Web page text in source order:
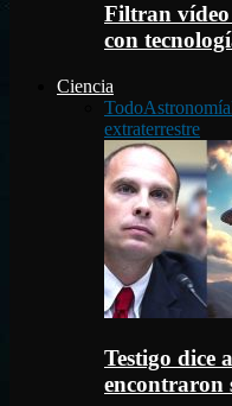
Filtran vídeo
con
Ciencia
TodoAstronomía
extraterrestre
Testigo dice
encontraron